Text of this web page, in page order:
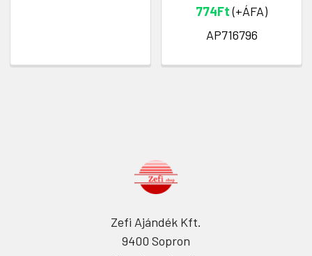
774Ft(+ÁFA)
AP716796
Zefi Ajándék Kft.
9400 Sopron